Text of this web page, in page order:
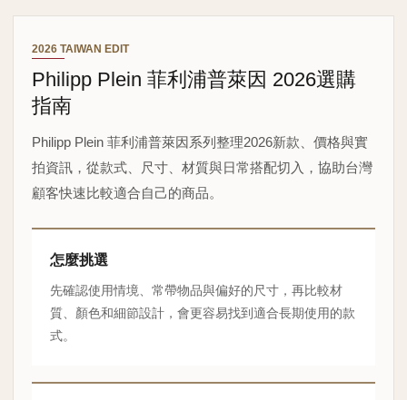
2026 TAIWAN EDIT
Philipp Plein 菲利浦普萊因 2026選購
指南
Philipp Plein 菲利浦普萊因系列整理2026新款、價格與實
拍資訊，從款式、尺寸、材質與日常搭配切入，協助台灣
顧客快速比較適合自己的商品。
怎麼挑選
先確認使用情境、常帶物品與偏好的尺寸，再比較材
質、顏色和細節設計，會更容易找到適合長期使用的款
式。